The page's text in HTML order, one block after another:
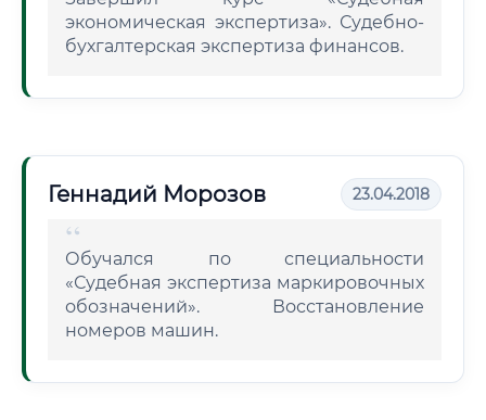
экономическая экспертиза». Судебно-
бухгалтерская экспертиза финансов.
Геннадий Морозов 23.04.2018
Обучался по специальности
«Судебная экспертиза маркировочных
обозначений». Восстановление
номеров машин.